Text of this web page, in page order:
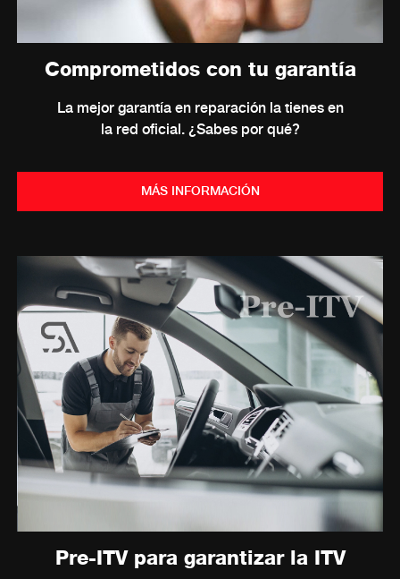
Comprometidos con tu garantía
La mejor garantía en reparación la tienes en
la red oficial. ¿Sabes por qué?
MÁS INFORMACIÓN
Pre-ITV para garantizar la ITV